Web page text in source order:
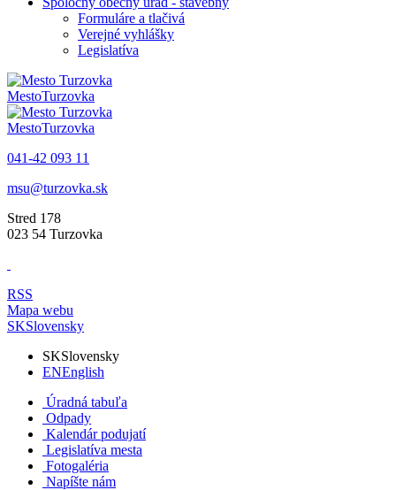
Formuláre a tlačivá
Verejné vyhlášky
Legislatíva
MestoTurzovka
MestoTurzovka
041-42 093 11
msu@turzovka.sk
Stred 178
023 54 Turzovka
RSS
Mapa webu
SKSlovensky
SKSlovensky
ENEnglish
Úradná tabuľa
Odpady
Kalendár podujatí
Legislatíva mesta
Fotogaléria
Napíšte nám